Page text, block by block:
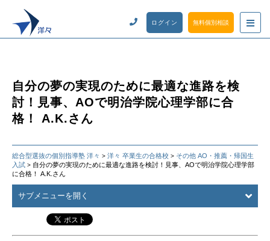
ログイン 無料個別相談
自分の夢の実現のために最適な進路を検
討！見事、AOで明治学院心理学部に合
格！ A.K.さん
総合型選抜の個別指導塾 洋々 > 洋々 卒業生の合格校 > その他 AO・推薦・帰国生
入試 > 自分の夢の実現のために最適な進路を検討！見事、AOで明治学院心理学部
に合格！ A.K.さん
サブメニューを開く